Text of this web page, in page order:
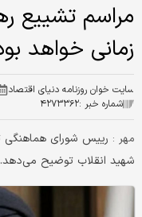
مراسم تشییع
زمانی خواهد
سایت خوان روزنامه دنیای اقتصاد
شماره خبر :۴۲۷۳۳۶۲
مهر : رییس شورای هماهنگی
شهید انقلاب توضیح می‌دهد.